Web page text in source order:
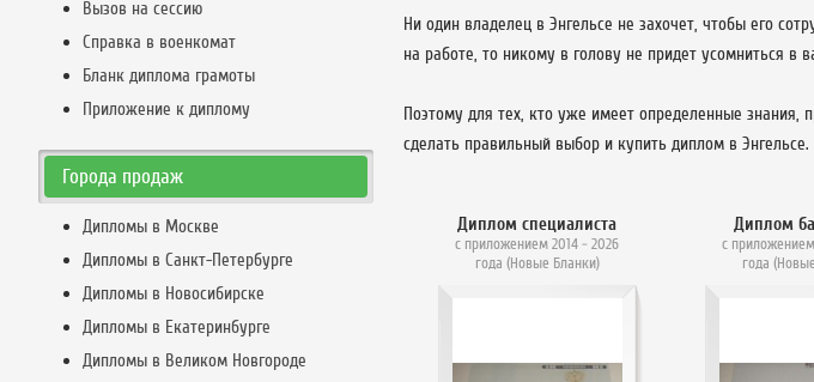
Ни один владелец в Энгельсе не захочет, чтобы его
на работе, то никому в голову не придет усомниться в
Поэтому для тех, кто уже имеет определенные знания,
сделать правильный выбор и купить диплом в
Диплом специалиста
с приложением 2014 - 2026
года (Новые Бланки)
Диплом
с
года
Вызов на сессию
Справка в военкомат
Бланк диплома грамоты
Приложение к диплому
Города продаж
Дипломы в Москве
Дипломы в Санкт-Петербурге
Дипломы в Новосибирске
Дипломы в Екатеринбурге
Дипломы в Великом Новгороде